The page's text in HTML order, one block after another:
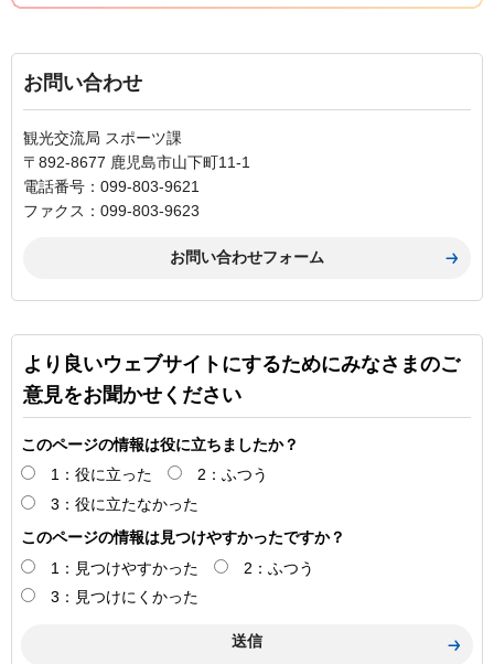
お問い合わせ
観光交流局 スポーツ課
〒892-8677 鹿児島市山下町11-1
電話番号：099-803-9621
ファクス：099-803-9623
より良いウェブサイトにするためにみなさまのご
意見をお聞かせください
このページの情報は役に立ちましたか？
1：役に立った
2：ふつう
3：役に立たなかった
このページの情報は見つけやすかったですか？
1：見つけやすかった
2：ふつう
3：見つけにくかった